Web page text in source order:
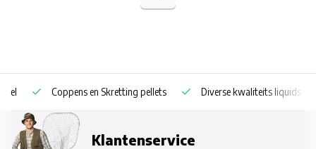
Coppens en Skretting pellets Diverse kwaliteits liquids
Klantenservice